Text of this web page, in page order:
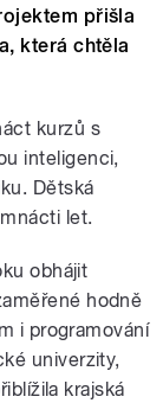
přišla
která chtěla
kurzů s
inteligenci,
Dětská
let.
obhájit
hodně
i programování
univerzity,
krajská